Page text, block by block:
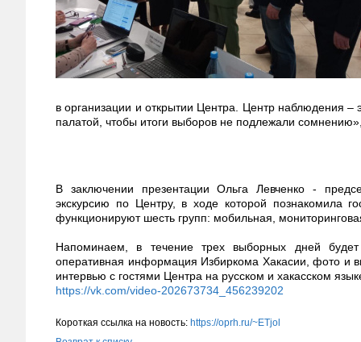
в организации и открытии Центра. Центр наблюдения
палатой, чтобы итоги выборов не подлежали
В заключении презентации Ольга Левченко -
экскурсию по Центру, в ходе которой познакомила
функционируют шесть групп: мобильная,
Напоминаем, в течение трех выборных дней
оперативная информация Избиркома Хакасии, фото и
интервью с гостями Центра на русском и хакасском
https://vk.com/video-202673734_456239202
Короткая ссылка на новость: https://oprh.ru/~ETjol